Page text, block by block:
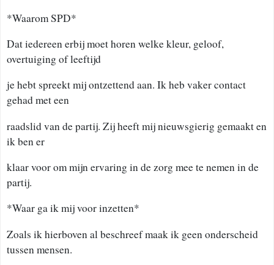
*Waarom SPD*
Dat iedereen erbij moet horen welke kleur, geloof,
overtuiging of leeftijd
je hebt spreekt mij ontzettend aan. Ik heb vaker contact
gehad met een
raadslid van de partij. Zij heeft mij nieuwsgierig gemaakt en
ik ben er
klaar voor om mijn ervaring in de zorg mee te nemen in de
partij.
*Waar ga ik mij voor inzetten*
Zoals ik hierboven al beschreef maak ik geen onderscheid
tussen mensen.